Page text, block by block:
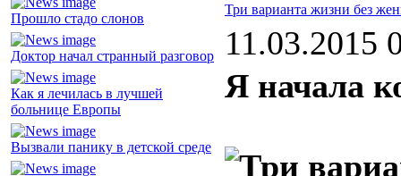
Прошло стадо слонов
Доктор начал странный разговор
Как я лечилась в лучшей
больнице Европы
Вызвали панику в детской среде
Три варианта жизни без
11.03.2015
Я начала